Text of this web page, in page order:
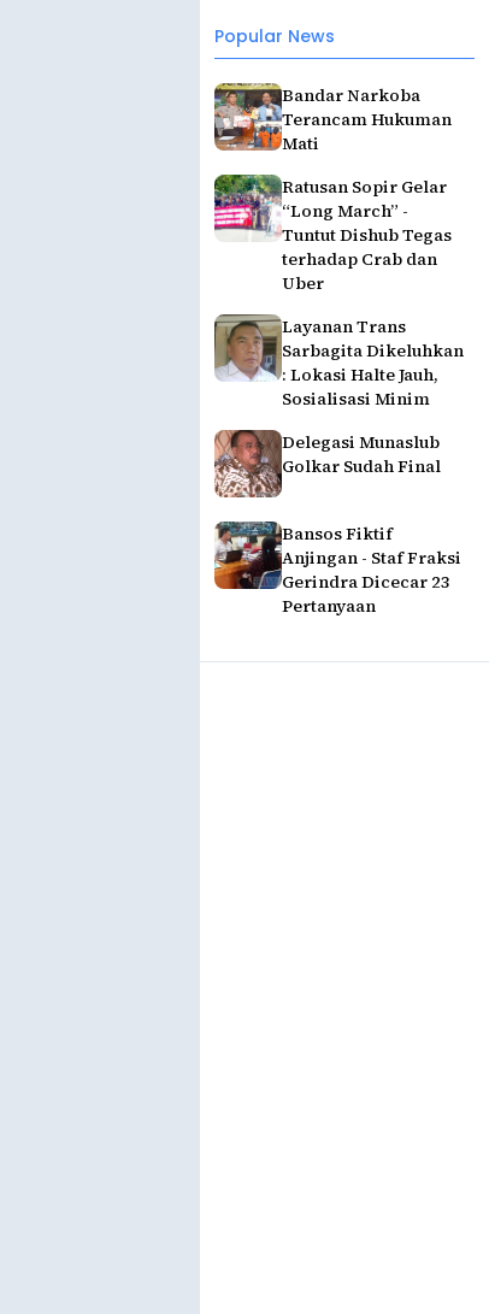
Popular News
Bandar Narkoba
Terancam Hukuman
Mati
Ratusan Sopir Gelar
“Long March” -
Tuntut Dishub Tegas
terhadap Crab dan
Uber
Layanan Trans
Sarbagita Dikeluhkan
: Lokasi Halte Jauh,
Sosialisasi Minim
Delegasi Munaslub
Golkar Sudah Final
Bansos Fiktif
Anjingan - Staf Fraksi
Gerindra Dicecar 23
Pertanyaan